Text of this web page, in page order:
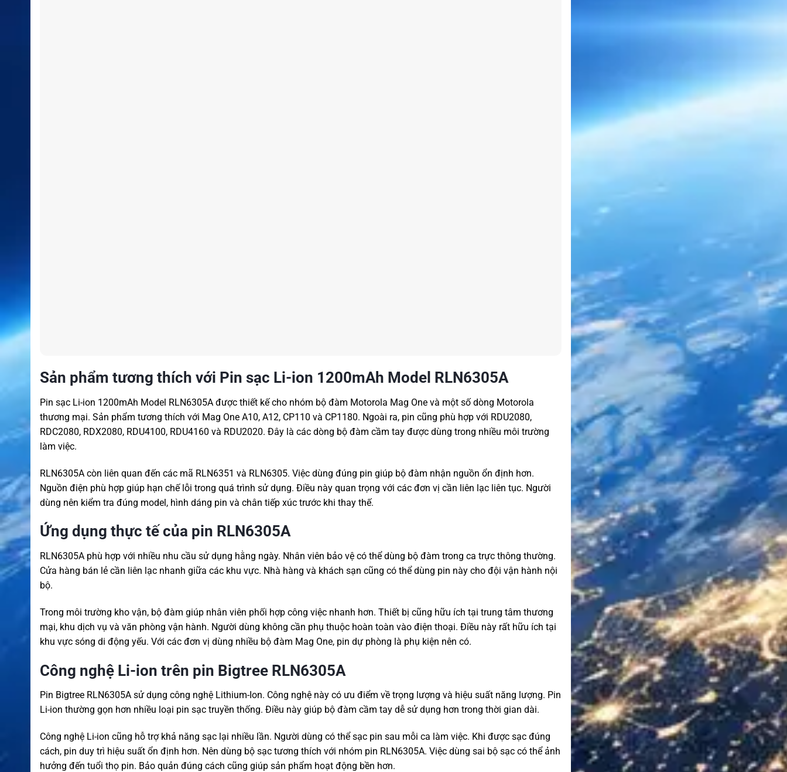
Sản phẩm tương thích với Pin sạc Li-ion 1200mAh Model RLN6305A
Pin sạc Li-ion 1200mAh Model RLN6305A được thiết kế cho nhóm bộ đàm Motorola Mag One và một số dòng Motorola
thương mại. Sản phẩm tương thích với Mag One A10, A12, CP110 và CP1180. Ngoài ra, pin cũng phù hợp với RDU2080,
RDC2080, RDX2080, RDU4100, RDU4160 và RDU2020. Đây là các dòng bộ đàm cầm tay được dùng trong nhiều môi trường
làm việc.
RLN6305A còn liên quan đến các mã RLN6351 và RLN6305. Việc dùng đúng pin giúp bộ đàm nhận nguồn ổn định hơn.
Nguồn điện phù hợp giúp hạn chế lỗi trong quá trình sử dụng. Điều này quan trọng với các đơn vị cần liên lạc liên tục. Người
dùng nên kiểm tra đúng model, hình dáng pin và chân tiếp xúc trước khi thay thế.
Ứng dụng thực tế của pin RLN6305A
RLN6305A phù hợp với nhiều nhu cầu sử dụng hằng ngày. Nhân viên bảo vệ có thể dùng bộ đàm trong ca trực thông thường.
Cửa hàng bán lẻ cần liên lạc nhanh giữa các khu vực. Nhà hàng và khách sạn cũng có thể dùng pin này cho đội vận hành nội
bộ.
Trong môi trường kho vận, bộ đàm giúp nhân viên phối hợp công việc nhanh hơn. Thiết bị cũng hữu ích tại trung tâm thương
mại, khu dịch vụ và văn phòng vận hành. Người dùng không cần phụ thuộc hoàn toàn vào điện thoại. Điều này rất hữu ích tại
khu vực sóng di động yếu. Với các đơn vị dùng nhiều bộ đàm Mag One, pin dự phòng là phụ kiện nên có.
Công nghệ Li-ion trên pin Bigtree RLN6305A
Pin Bigtree RLN6305A sử dụng công nghệ Lithium-Ion. Công nghệ này có ưu điểm về trọng lượng và hiệu suất năng lượng. Pin
Li-ion thường gọn hơn nhiều loại pin sạc truyền thống. Điều này giúp bộ đàm cầm tay dễ sử dụng hơn trong thời gian dài.
Công nghệ Li-ion cũng hỗ trợ khả năng sạc lại nhiều lần. Người dùng có thể sạc pin sau mỗi ca làm việc. Khi được sạc đúng
cách, pin duy trì hiệu suất ổn định hơn. Nên dùng bộ sạc tương thích với nhóm pin RLN6305A. Việc dùng sai bộ sạc có thể ảnh
hưởng đến tuổi thọ pin. Bảo quản đúng cách cũng giúp sản phẩm hoạt động bền hơn.